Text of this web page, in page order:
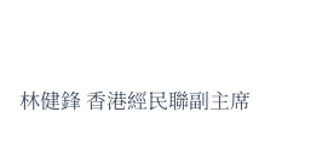
林健鋒 香港經民聯副主席